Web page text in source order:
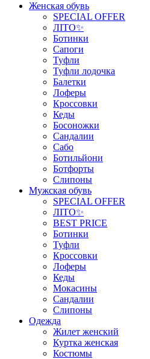
Женская обувь
SPECIAL OFFER
ЛІТО✨
Ботинки
Сапоги
Туфли
Туфли лодочка
Балетки
Лоферы
Кроссовки
Кеды
Босоножки
Сандалии
Сабо
Ботильйони
Ботфорты
Слипоны
Мужская обувь
SPECIAL OFFER
ЛІТО✨
BEST PRICE
Ботинки
Туфли
Кроссовки
Лоферы
Кеды
Мокасины
Сандалии
Слипоны
Одежда
Жилет женский
Куртка женская
Костюмы